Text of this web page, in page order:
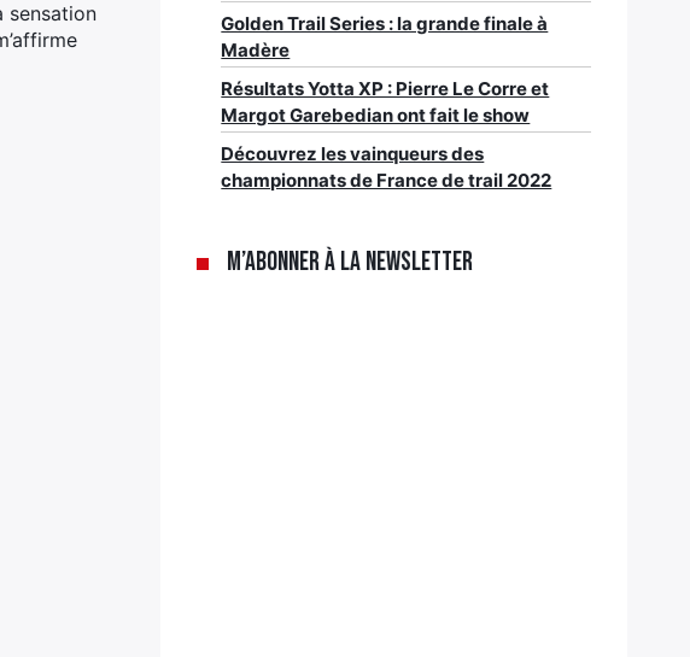
sensation
Golden Trail Series : la grande finale à
Madère
Résultats Yotta XP : Pierre Le Corre et
Margot Garebedian ont fait le show
Découvrez les vainqueurs des
championnats de France de trail 2022
M’abonner à la newsletter